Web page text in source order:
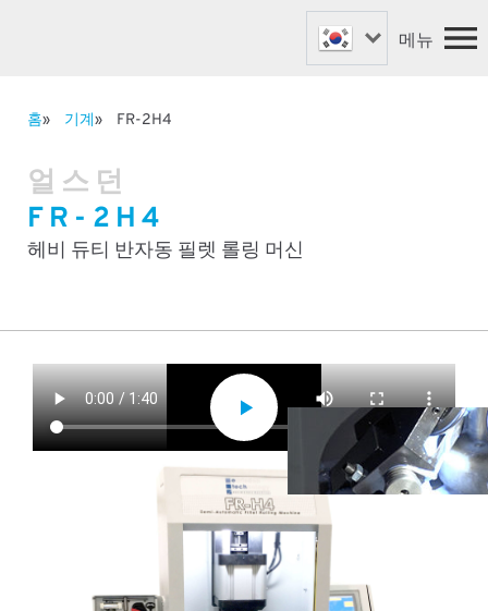
메뉴
홈 기계 FR-2H4
얼스던
FR-2H4
헤비 듀티 반자동 필렛 롤링 머신